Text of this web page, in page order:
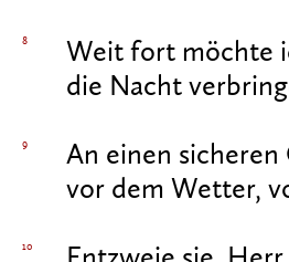
8
Weit fort möchte
die Nacht
9
An einen
vor dem Wetter,
10